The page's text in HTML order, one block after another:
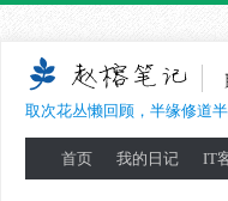
取次花丛懒回顾，半缘修道半
首页 我的日记 IT